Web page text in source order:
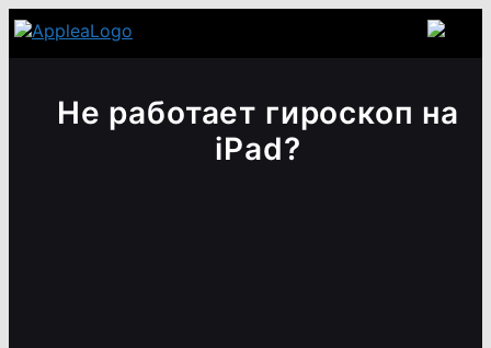
Не работает гироскоп на
iPad?